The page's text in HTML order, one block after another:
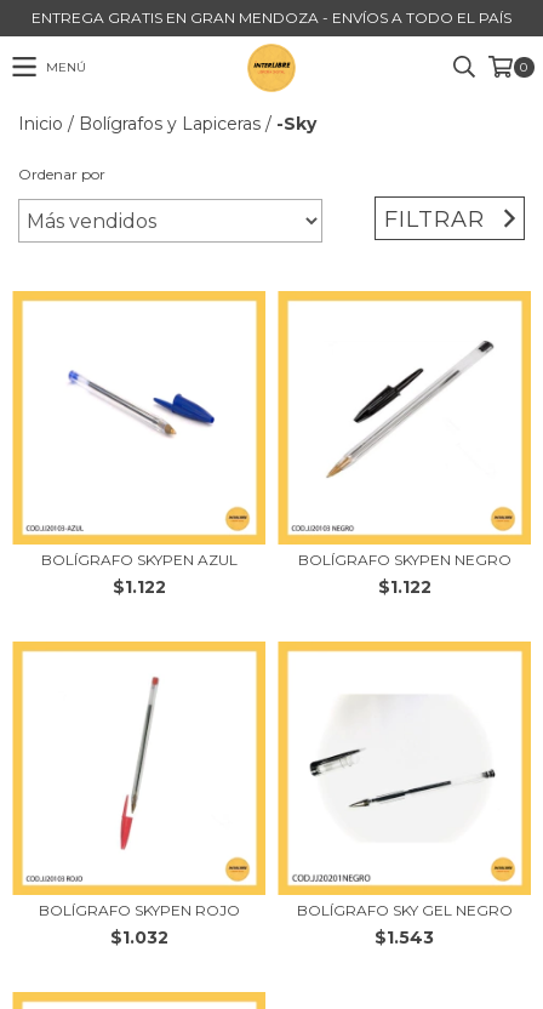
ENTREGA GRATIS EN GRAN MENDOZA - ENVÍOS A TODO EL PAÍS
MENÚ 0
Inicio / Bolígrafos y Lapiceras / -Sky
Ordenar por
FILTRAR
BOLÍGRAFO SKYPEN AZUL
$1.122
BOLÍGRAFO SKYPEN NEGRO
$1.122
BOLÍGRAFO SKYPEN ROJO
$1.032
BOLÍGRAFO SKY GEL NEGRO
$1.543